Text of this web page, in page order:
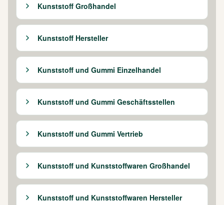
Kunststoff Großhandel
Kunststoff Hersteller
Kunststoff und Gummi Einzelhandel
Kunststoff und Gummi Geschäftsstellen
Kunststoff und Gummi Vertrieb
Kunststoff und Kunststoffwaren Großhandel
Kunststoff und Kunststoffwaren Hersteller